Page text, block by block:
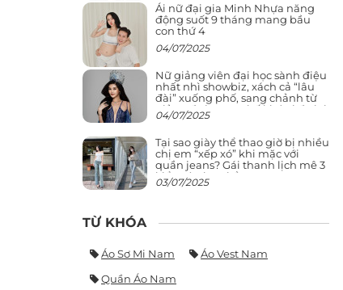
Ái nữ đại gia Minh Nhựa năng
động suốt 9 tháng mang bầu
con thứ 4
04/07/2025
Nữ giảng viên đại học sành điệu
nhất nhì showbiz, xách cả “lâu
đài” xuống phố, sang chảnh từ
giảng đường ra phố khó ai đọ lại
04/07/2025
Tại sao giày thể thao giờ bị nhiều
chị em “xếp xó” khi mặc với
quần jeans? Gái thanh lịch mê 3
kiểu này hơn hẳn
03/07/2025
TỪ KHÓA
Áo Sơ Mi Nam
Áo Vest Nam
Quần Áo Nam